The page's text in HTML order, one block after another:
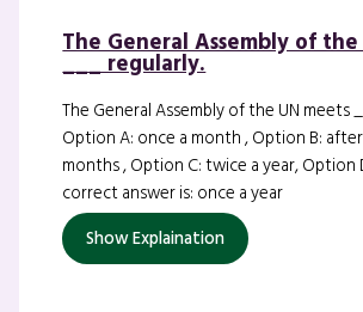
The General Assembly of
___ regularly.
The General Assembly of the UN meets
Option A: once a month , Option B:
months , Option C: twice a year, Option
correct answer is: once a year
Show Explaination